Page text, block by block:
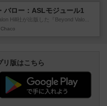
バロー：ASLモジュール1
Hill社が出版した『Beyond Valo...
リ版はこちら